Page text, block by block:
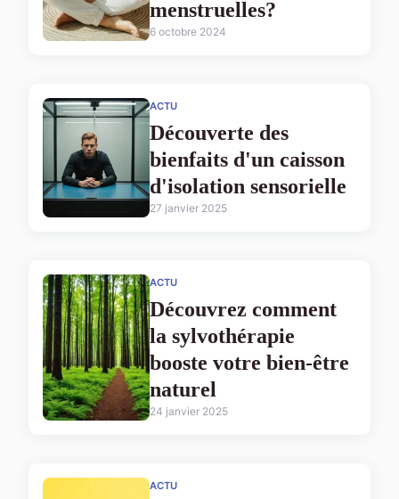
menstruelles?
6 octobre 2024
ACTU
Découverte des
bienfaits d'un caisson
d'isolation sensorielle
27 janvier 2025
ACTU
Découvrez comment
la sylvothérapie
booste votre bien-être
naturel
24 janvier 2025
ACTU